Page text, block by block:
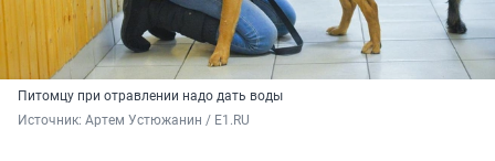
Питомцу при отравлении надо дать воды
Источник: Артем Устюжанин / E1.RU